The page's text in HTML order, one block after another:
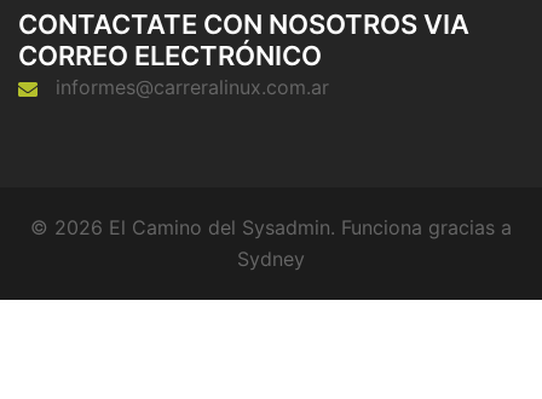
CONTACTATE CON NOSOTROS VIA
CORREO ELECTRÓNICO
informes@carreralinux.com.ar
© 2026 El Camino del Sysadmin. Funciona gracias a
Sydney